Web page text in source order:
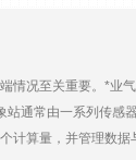
计算转速、速度、流
情况至关重要。*业
通常由一系列传感
计算量，并管理数